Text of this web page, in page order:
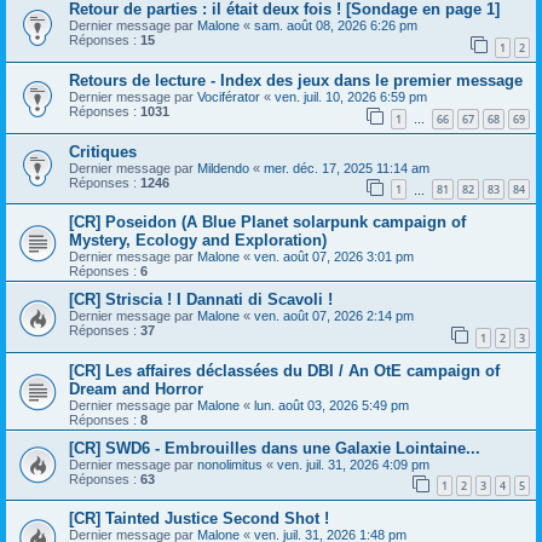
Retour de parties : il était deux fois ! [Sondage en page 1]
Dernier message par Malone « sam. août 08, 2026 6:26 pm
Réponses : 15 1 2
Retours de lecture - Index des jeux dans le premier message
Dernier message par Vociférator « ven. juil. 10, 2026 6:59 pm
Réponses : 1031 1 … 66 67 68 69
Critiques
Dernier message par Mildendo « mer. déc. 17, 2025 11:14 am
Réponses : 1246 1 81 82 83 84
[CR] Poseidon (A Blue Planet solarpunk campaign of
Mystery, Ecology and Exploration)
Dernier message par Malone « ven. août 07, 2026 3:01 pm
Réponses : 6
[CR] Striscia ! I Dannati di Scavoli !
Dernier message par Malone « ven. août 07, 2026 2:14 pm
Réponses : 37 1 2 3
[CR] Les affaires déclassées du DBI / An OtE campaign of
Dream and Horror
Dernier message par Malone « lun. août 03, 2026 5:49 pm
Réponses : 8
[CR] SWD6 - Embrouilles dans une Galaxie Lointaine...
Dernier message par nonolimitus « ven. juil. 31, 2026 4:09 pm
Réponses : 63 1 2 3 4 5
[CR] Tainted Justice Second Shot !
Dernier message par Malone « ven. juil. 31, 2026 1:48 pm